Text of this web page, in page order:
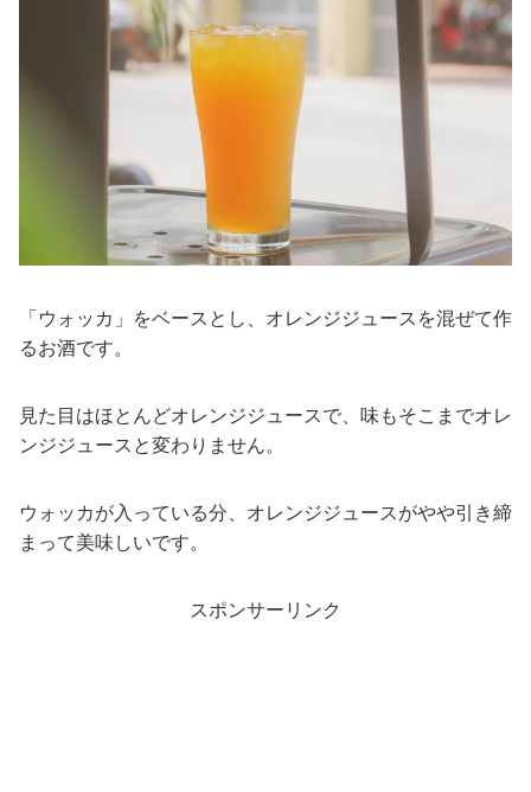
「ウォッカ」をベースとし、オレンジジュースを混ぜて作
るお酒です。
見た目はほとんどオレンジジュースで、味もそこまでオレ
ンジジュースと変わりません。
ウォッカが入っている分、オレンジジュースがやや引き締
まって美味しいです。
スポンサーリンク